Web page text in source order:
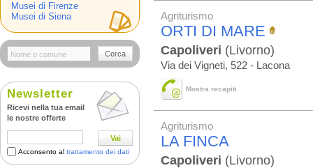
Agriturismo
ORTI DI MARE
Capoliveri (Livorno)
Via dei Vigneti, 522 - Lacona
Mostra recapiti
Agriturismo
LA FINCA
Capoliveri (Livorno)
Musei di Firenze
Musei di Siena
Cerca
Newsletter
Ricevi nella tua email
le nostre offerte
Vai
Acconsento al trattamento dei dati